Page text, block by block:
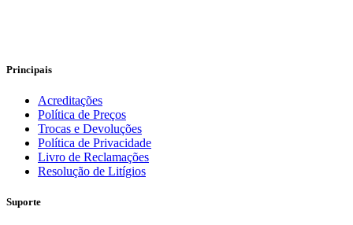
Principais
Acreditações
Política de Preços
Trocas e Devoluções
Política de Privacidade
Livro de Reclamações
Resolução de Litígios
Suporte